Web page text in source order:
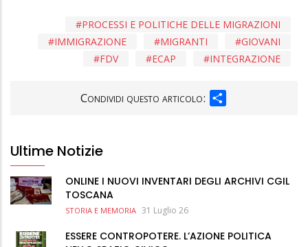
PROCESSI E POLITICHE DELLE MIGRAZIONI
GIOVANI
MIGRANTI
IMMIGRAZIONE
INTEGRAZIONE
ECAP
FDV
Condividi questo articolo:
Ultime Notizie
ONLINE I NUOVI INVENTARI DEGLI ARCHIVI CGIL
TOSCANA
STORIA E MEMORIA 31 Luglio 26
ESSERE CONTROPOTERE. L’AZIONE POLITICA